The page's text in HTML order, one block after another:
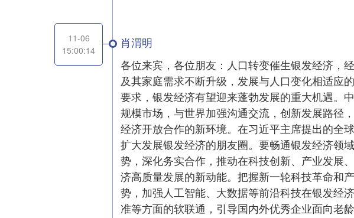
11-06
15:00:14
肖渭明
各位来宾，各位朋友：人口转变催生银发经济，
及其家庭需求不断升级，发展与人口变化相适应
要求，银发经济有望迎来蓬勃发展的重大机遇。
规模市场，与世界加强沟通交流，创新发展路径
经济开放合作的新环境。在习近平主席提出的全
扩大发展银发经济的朋友圈。要畅通银发经济领
势，深化务实合作，推动在科技创新、产业发展
济高质量发展的新动能。把握新一轮科技革命和
势，加强人工智能、大数据等前沿科技在银发经
准等方面的软联通，引导国内外优秀企业面向老